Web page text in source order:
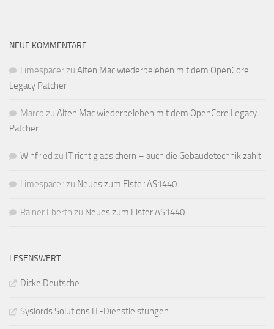
NEUE KOMMENTARE
Limespacerzu Alten Mac wiederbeleben mit dem OpenCore
Legacy Patcher
Marco zu Alten Mac wiederbeleben mit dem OpenCore Legacy
Patcher
Winfried zu IT richtig absichern – auch die Gebäudetechnik zählt
Limespacerzu Neues zum Elster AS1440
Rainer Eberth zu Neues zum Elster AS1440
LESENSWERT
Dicke Deutsche
Syslords Solutions IT-Dienstleistungen